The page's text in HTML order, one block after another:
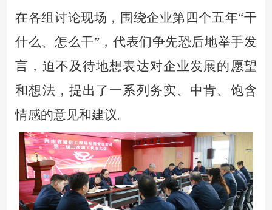
在各组讨论现场，围绕企业第四个五年“干
什么、怎么干”，代表们争先恐后地举手发
言，迫不及待地想表达对企业发展的愿望
和想法，提出了一系列务实、中肯、饱含
情感的意见和建议。